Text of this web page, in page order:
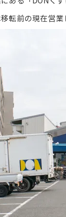
移転前の現在営